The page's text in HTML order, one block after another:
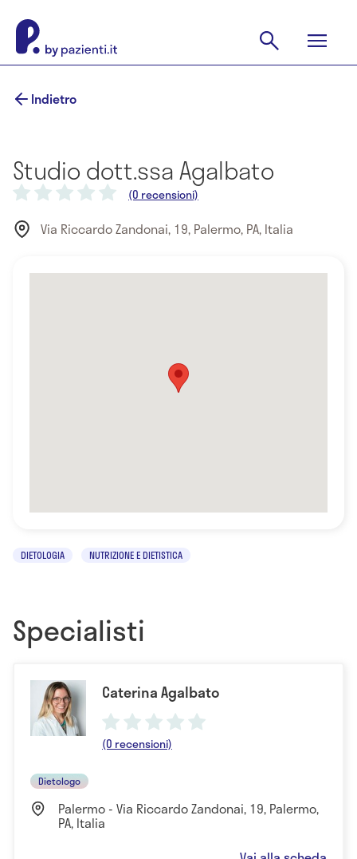
Indietro
Studio dott.ssa Agalbato
(0 recensioni)
Via Riccardo Zandonai, 19, Palermo, PA, Italia
DIETOLOGIA NUTRIZIONE E DIETISTICA
Specialisti
Caterina Agalbato
(0 recensioni)
Dietologo
Palermo - Via Riccardo Zandonai, 19, Palermo,
PA, Italia